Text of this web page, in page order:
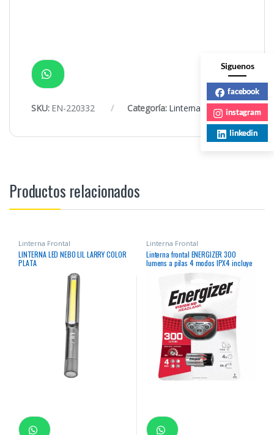
SKU: EN-220332 Categoría: Linterna Frontal
Productos relacionados
Linterna Frontal
LINTERNA LED NEBO LIL LARRY COLOR
PLATA
Linterna Frontal
Linterna frontal ENERGIZER 300
lumens a pilas 4 modos IPX4 incluye
Siguenos
facebook
instagram
linkedin